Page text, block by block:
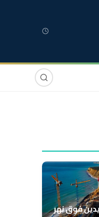
صوت وصورة
فوق نهر